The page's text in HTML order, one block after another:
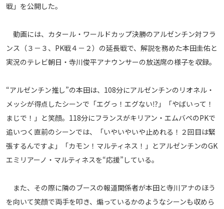
ABEMAの視聴について
TV
メディアアライアンス
戦」を公開した。
動画には、カタール・ワールドカップ決勝のアルゼンチン対フラ
ンス（３－３、PK戦４－２）の延長戦で、解説を務めた本田圭佑と
実況のテレビ朝日・寺川俊平アナウンサーの放送席の様子を収録。
“アルゼンチン推し”の本田は、108分にアルゼンチンのリオネル・
メッシが得点したシーンで「エグっ！エグない⁉」「やばいって！
まじで！」と笑顔。118分にフランスがキリアン・エムバペのPKで
追いつく直前のシーンでは、「いやいやいや止めれる！２回目は緊
張するんですよ」「カモン！マルティネス！」とアルゼンチンのGK
エミリアーノ・マルティネスを“応援”している。
また、その際に隣のブースの報道関係者が本田と寺川アナのほう
を向いて笑顔で両手を叩き、煽っているかのようなシーンも収めら